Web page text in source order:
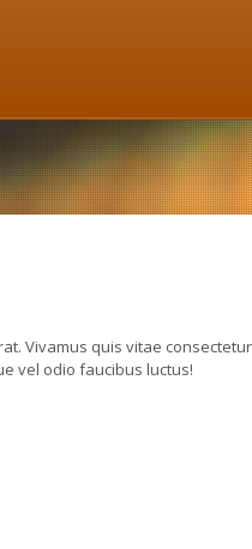
Vivamus quis vitae
vel odio faucibus luctus!